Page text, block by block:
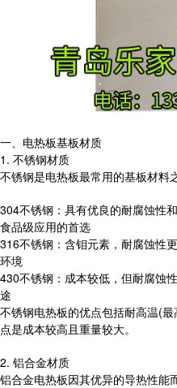
一、电热板基板材质
1. 不锈钢材质
不锈钢是电热板最常用的基板材料
304不锈钢：具有优良的耐腐蚀性
食品级应用的首选
316不锈钢：含钼元素，耐腐蚀性
环境
430不锈钢：成本较低，但耐腐蚀
途
不锈钢电热板的优点包括耐高温(
点是成本较高且重量较大。
2. 铝合金材质
铝合金电热板因其优异的导热性能